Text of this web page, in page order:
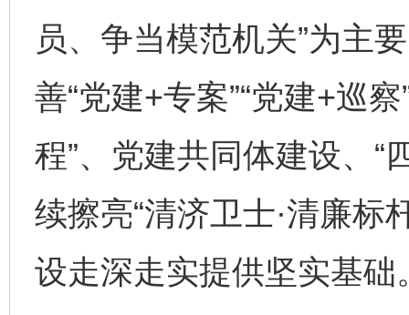
员、争当模范机关”为主
善“党建+专案”“党建+巡
程”、党建共同体建设、“
续擦亮“清济卫士·清廉标
设走深走实提供坚实基础